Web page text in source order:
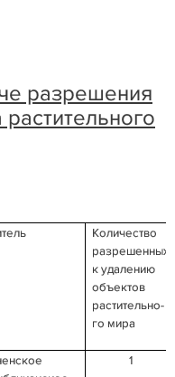
разрешения
Количество
разрешенных
к удалению
объектов
растительно-
го мира
1